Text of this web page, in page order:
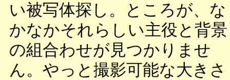
い被写体探し。ところが、な
かなかそれらしい主役と背景
の組合わせが見つかりませ
ん。やっと撮影可能な大きさ